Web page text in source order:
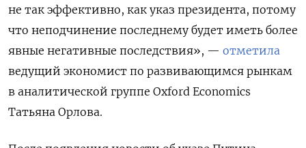
не так эффективно, как указ президента, потому
что неподчинение последнему будет иметь более
явные негативные последствия», — отметила
ведущий экономист по развивающимся рынкам
в аналитической группе Oxford Economics
Татьяна Орлова.